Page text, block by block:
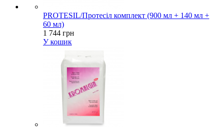
PROTESIL/Протесіл комплект (900 мл + 140 мл +
60 мл)
1 744 грн
У кошик